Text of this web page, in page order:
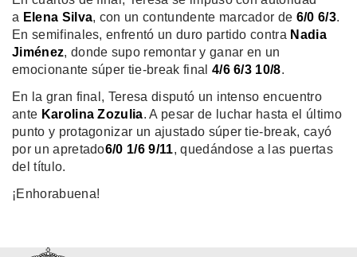
a Elena Silva, con un contundente marcador de 6/0 6/3.
En semifinales, enfrentó un duro partido contra Nadia
Jiménez, donde supo remontar y ganar en un
emocionante súper tie-break final 4/6 6/3 10/8.
En la gran final, Teresa disputó un intenso encuentro
ante Karolina Zozulia. A pesar de luchar hasta el último
punto y protagonizar un ajustado súper tie-break, cayó
por un apretado6/0 1/69/11, quedándose a las puertas
del título.
¡Enhorabuena!